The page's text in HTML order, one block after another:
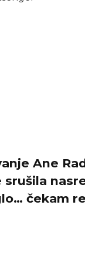
Ane
srušila
čekam